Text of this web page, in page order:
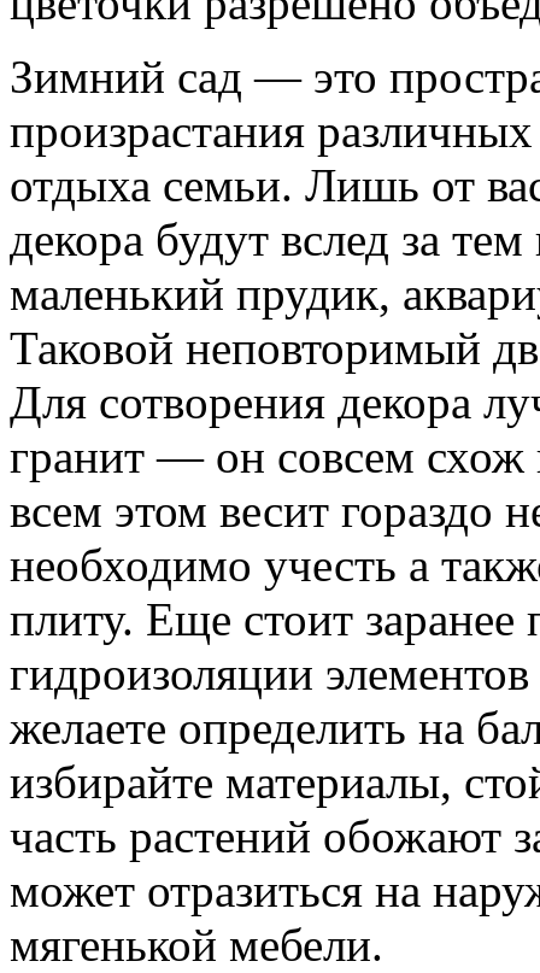
Зимний сад — это
произрастания
отдыха семьи. Лишь от
декора будут вслед за
маленький прудик,
Таковой неповторимый
Для сотворения декора
гранит — он совсем схож
всем этом весит гораздо
необходимо учесть а
плиту. Еще стоит заранее
гидроизоляции
желаете определить на
избирайте материалы,
часть растений обожают
может отразиться на
мягенькой мебели.